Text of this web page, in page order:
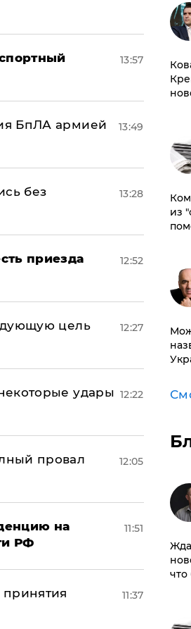
13:57
БпЛА армией
13:49
без
13:28
приезда
12:52
цель
12:27
удары 12:22
провал
12:05
на
РФ
11:51
11:37
из
что